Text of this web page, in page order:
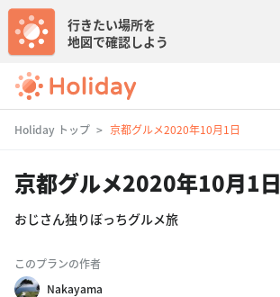
行きたい場所を
地図で確認しよう
Holiday トップ 京都グルメ2020年10月1日
京都グルメ2020年10月1日
おじさん独りぼっちグルメ旅
このプランの作者
Nakayama